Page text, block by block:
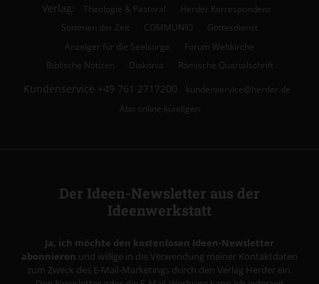
Verlag: Theologie & Pastoral
Herder Korrespondenz
Stimmen der Zeit
COMMUNIO
Gottesdienst
Anzeiger für die Seelsorge
Forum Weltkirche
Biblische Notizen
Diakonia Römische Quartalschrift
Kundenservice +49 761 2717200
kundenservice@herder.de
Abo online kündigen
Der Ideen-Newsletter aus der
Ideenwerkstatt
Ja, ich möchte den kostenlosen Ideen-Newsletter
abonnieren und willige in die Verwendung meiner Kontaktdaten
zum Zweck des E-Mail-Marketings durch den Verlag Herder ein.